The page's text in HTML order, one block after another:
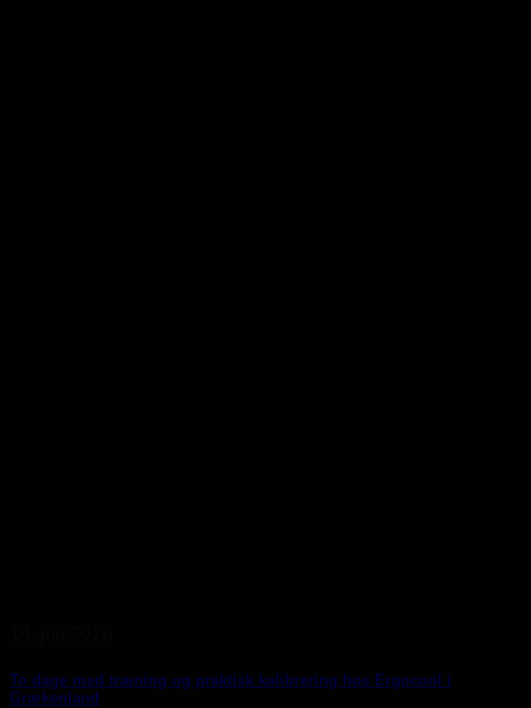
To dage med træning og praktisk kalibrering hos Ergocool i
Grækenland